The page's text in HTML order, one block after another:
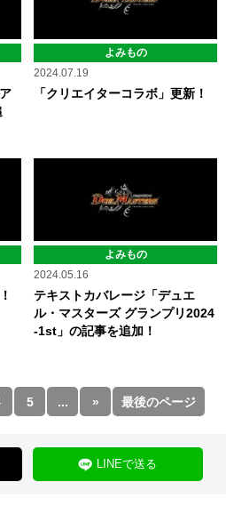
よみもの
2024.07.19
「クリエイターコラボ」更新！
よみもの
2024.05.16
テキストカバレージ「デュエ
ル・マスターズ グランプリ2024
-1st」の記事を追加！
5 ... » 最後のページ
LINEで送る